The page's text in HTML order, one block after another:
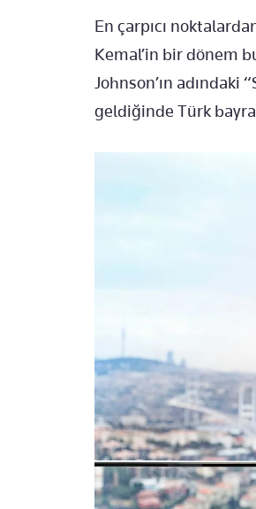
En çarpıcı
Kemal’in bir dönem
Johnson’ın adındaki
geldiğinde Türk